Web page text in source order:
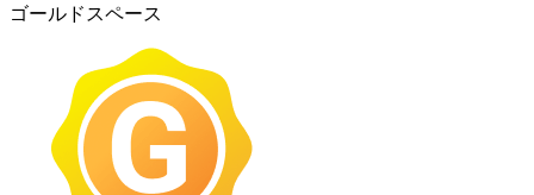
ゴールドスペース